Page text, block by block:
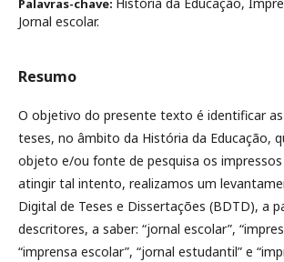
Palavras-chave: História da Educação,
Jornal escolar.
Resumo
O objetivo do presente texto é identificar
teses, no âmbito da História da Educação,
objeto e/ou fonte de pesquisa os
atingir tal intento, realizamos um
Digital de Teses e Dissertações (BDTD), a
descritores, a saber: “jornal escolar”,
“imprensa escolar”, “jornal estudantil” e